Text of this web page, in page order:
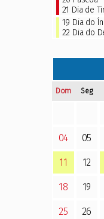
21 Dia de
19 Dia do
22 Dia do
Dom Seg
04 05
11 12
18 19
25 26